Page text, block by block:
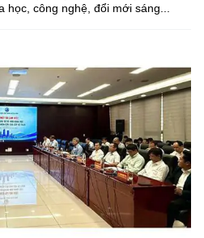
học, công nghệ, đổi mới sáng...